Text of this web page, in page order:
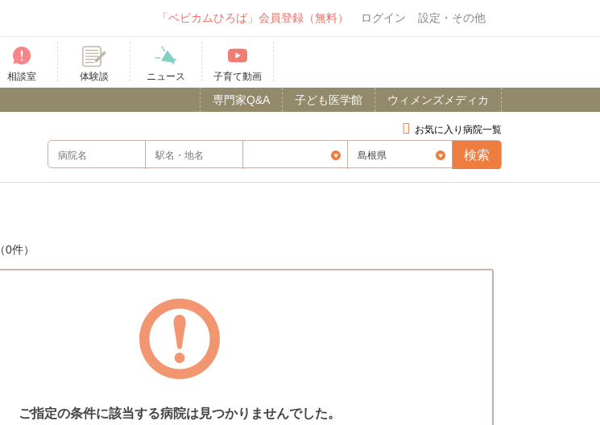
「ベビカムひろば」会員登録（無料） ログイン 設定・その他
相談室 体験談 ニュース 子育て動画
ウィメンズメディカ
子ども医学館
専門家Q&A
お気に入り病院一覧
（0件）
ご指定の条件に該当する病院は見つかりませんでした。